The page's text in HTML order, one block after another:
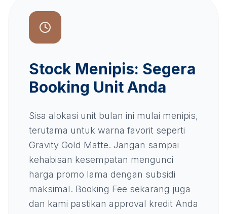
Stock Menipis: Segera
Booking Unit Anda
Sisa alokasi unit bulan ini mulai menipis,
terutama untuk warna favorit seperti
Gravity Gold Matte. Jangan sampai
kehabisan kesempatan mengunci
harga promo lama dengan subsidi
maksimal. Booking Fee sekarang juga
dan kami pastikan approval kredit Anda